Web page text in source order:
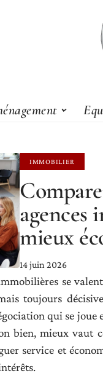
IMMOBILIER
agences
mieux
14 juin 2026
se
toujours
qui se joue
bien, mieux vaut
service et